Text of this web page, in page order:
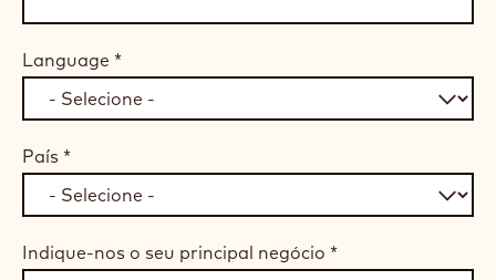
Language *
País *
Indique-nos o seu principal negócio *